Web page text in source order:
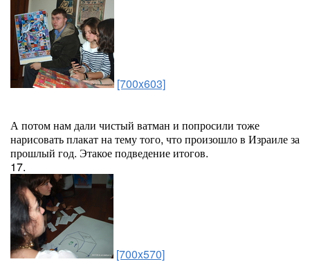
[700x603]
А потом нам дали чистый ватман и попросили тоже
нарисовать плакат на тему того, что произошло в Израиле за
прошлый год. Этакое подведение итогов.
17.
[700x570]